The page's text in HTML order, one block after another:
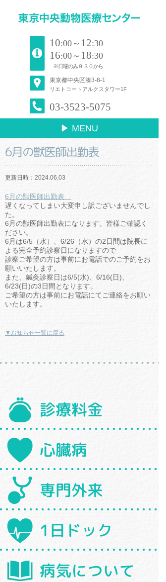
10:00～ 12:30
16:00～ 18:30
※日曜のみ９:３０から
東京都中央区湊3-8-1
リエトコートアルクスタワー1F
03-3523-5075
▶ MENU
6月の獣医師出勤表
更新日時：2024.06.03
6月の獣医師出勤表
遅くなってしまい大変申し訳ございませんでし
た。
6月の獣医師出勤表になります。皆様ご確認く
ださい。
6月は6/5（水）、6/26（水）の2日間は院長に
よる完全予約診察日になりますので
診察ご希望の方は事前にお電話でのご予約をお
願いいたします。
また、鍼灸診察日は6/5(水)、6/16(日)、
6/23(日)の3日間となります。
ご希望の方は事前にお電話にてご連絡をお願い
いたします。
▼お知らせ一覧に戻る
診療料金
心臓病
専門外来
1日ドック
病気について